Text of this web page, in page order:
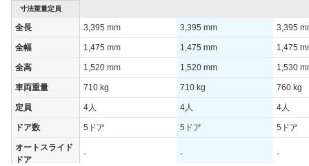
寸法重量定員
全長 3,395 mm 3,395 mm 3,395
全幅 1,475 mm 1,475 mm 1,475
全高 1,520 mm 1,520 mm 1,530
車両重量 710 kg 710 kg 760 kg
定員 4人 4人 4人
ドア数 5ドア 5ドア 5ドア
オートスライド
ドア
- - -